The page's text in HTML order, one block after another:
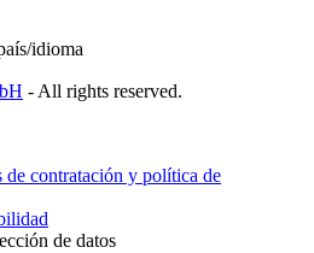
idioma
- All rights reserved.
de contratación y política de
de datos